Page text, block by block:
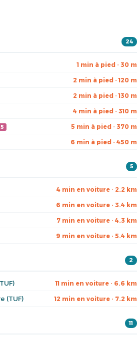
24
1 min à pied · 30 m
2 min à pied · 120 m
2 min à pied · 130 m
4 min à pied · 310 m
5 min à pied · 370 m
6 min à pied · 450 m
5
4 min en voiture · 2.2 km
6 min en voiture · 3.4 km
7 min en voiture · 4.3 km
9 min en voiture · 5.4 km
2
11 min en voiture · 6.6 km
(TUF) 12 min en voiture · 7.2 km
11